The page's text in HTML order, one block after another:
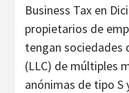
Business Tax en
propietarios de
tengan sociedades
(LLC) de múltiples
anónimas de tipo S